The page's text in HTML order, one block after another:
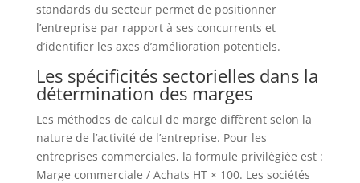
standards du secteur permet de positionner
l’entreprise par rapport à ses concurrents et
d’identifier les axes d’amélioration potentiels.
Les spécificités sectorielles dans la
détermination des marges
Les méthodes de calcul de marge diffèrent selon la
nature de l’activité de l’entreprise. Pour les
entreprises commerciales, la formule privilégiée est :
Marge commerciale / Achats HT × 100. Les sociétés